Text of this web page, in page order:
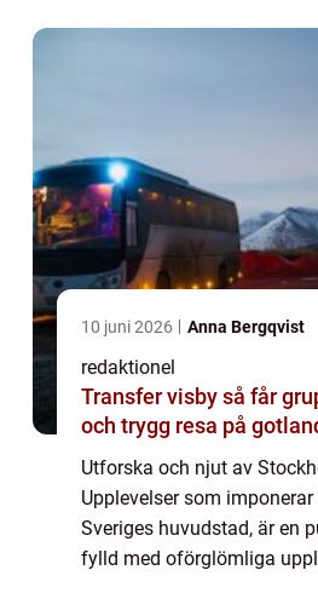
10 juni 2026 Anna Bergqvist
redaktionel
Transfer visby så får grupper en smidig
och trygg resa på
Utforska och njut av
Upplevelser som
Sveriges huvudstad, är en
fylld med oförglömliga